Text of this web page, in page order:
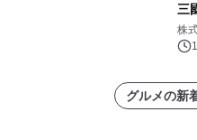
三
株
グルメの新